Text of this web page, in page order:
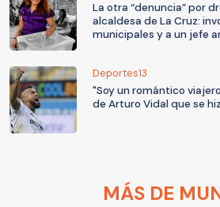
La otra “denuncia” por
alcaldesa de La Cruz:
municipales y a un jefe
Deportes13
"Soy un romántico
de Arturo Vidal que se
MÁS DE